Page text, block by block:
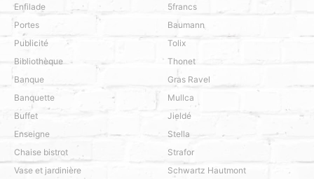
Enfilade
Portes
Publicité
Bibliothèque
Banque
Banquette
Buffet
Enseigne
Chaise bistrot
Vase et jardinière
5francs
Baumann
Tolix
Thonet
Gras Ravel
Mullca
Jieldé
Stella
Strafor
Schwartz Hautmont